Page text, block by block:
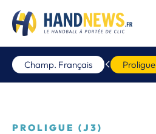
Champ. Français Proligue
PROLIGUE (J3)